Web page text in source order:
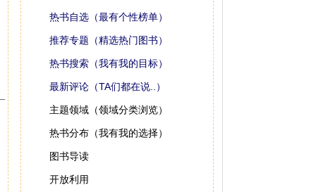
热书自选（最有个性榜单）
推荐专题（精选热门图书）
热书搜索（我有我的目标）
最新评论（TA们都在说..）
主题领域（领域分类浏览）
热书分布（我有我的选择）
图书导读
开放利用